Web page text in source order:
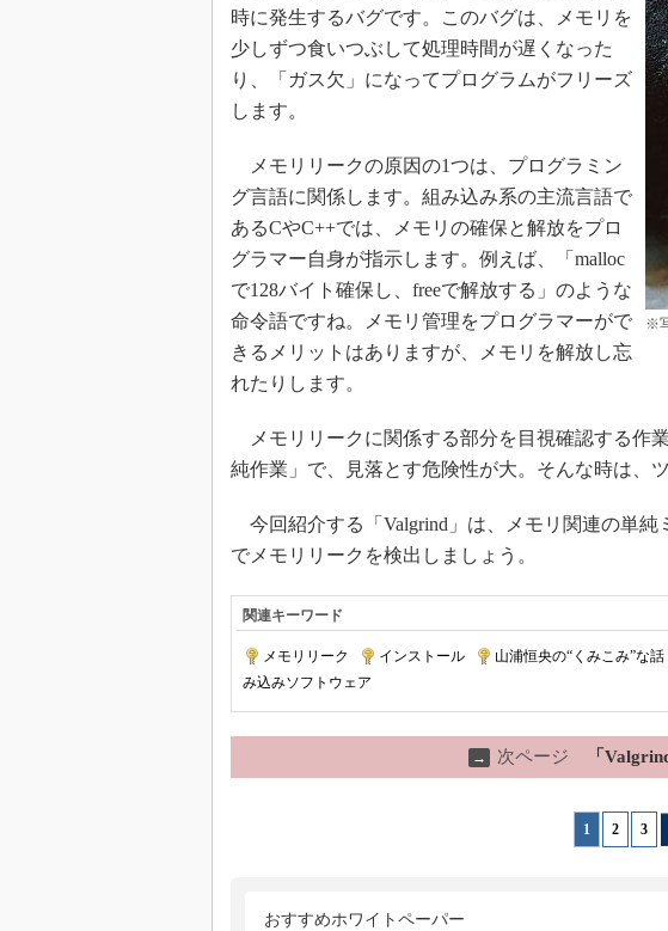
※
時に発生するバグです。このバグは、メモリを
少しずつ食いつぶして処理時間が遅くなった
り、「ガス欠」になってプログラムがフリーズ
します。
メモリリークの原因の1つは、プログラミン
グ言語に関係します。組み込み系の主流言語で
あるCやC++では、メモリの確保と解放をプロ
グラマー自身が指示します。例えば、「malloc
で128バイト確保し、freeで解放する」のような
命令語ですね。メモリ管理をプログラマーがで
きるメリットはありますが、メモリを解放し忘
れたりします。
メモリリークに関係する部分を目視確認する作
純作業」で、見落とす危険性が大。そんな時は、
今回紹介する「Valgrind」は、メモリ関連の単純
でメモリリークを検出しましょう。
関連キーワード
メモリリーク インストール 山浦恒央の“くみこみ”な話
み込みソフトウェア
→ 次ページ 「
1 2 3
おすすめホワイトペーパー